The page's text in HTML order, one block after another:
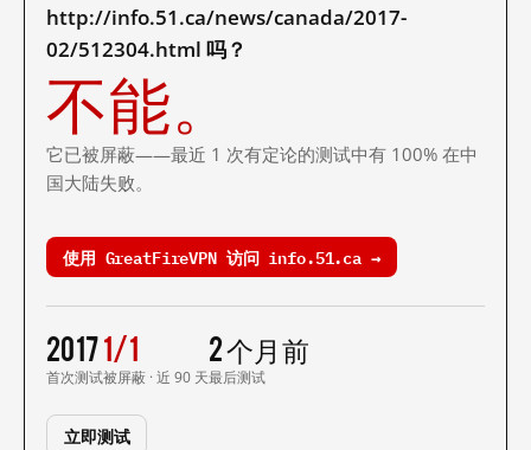
http://info.51.ca/news/canada/2017-
02/512304.html 吗？
不能。
它已被屏蔽——最近 1 次有定论的测试中有 100% 在中
国大陆失败。
使用 GreatFireVPN 访问 info.51.ca →
2017
首次测试
1/1
被屏蔽 · 近 90 天
2 个月前
最后测试
立即测试